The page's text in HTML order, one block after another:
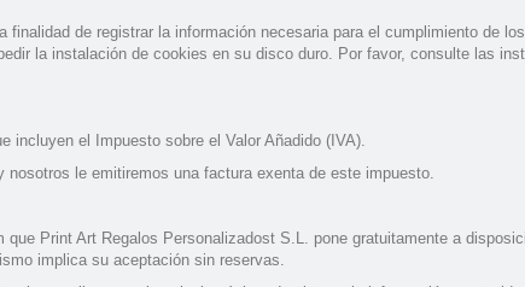
de registrar la información necesaria para el cumplimiento de
la instalación de cookies en su disco duro. Por favor, consulte las
incluyen el Impuesto sobre el Valor Añadido (IVA).
le emitiremos una factura exenta de este impuesto.
Print Art Regalos Personalizadost S.L. pone gratuitamente a
implica su aceptación sin reservas.